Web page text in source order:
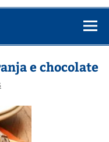
e chocolate